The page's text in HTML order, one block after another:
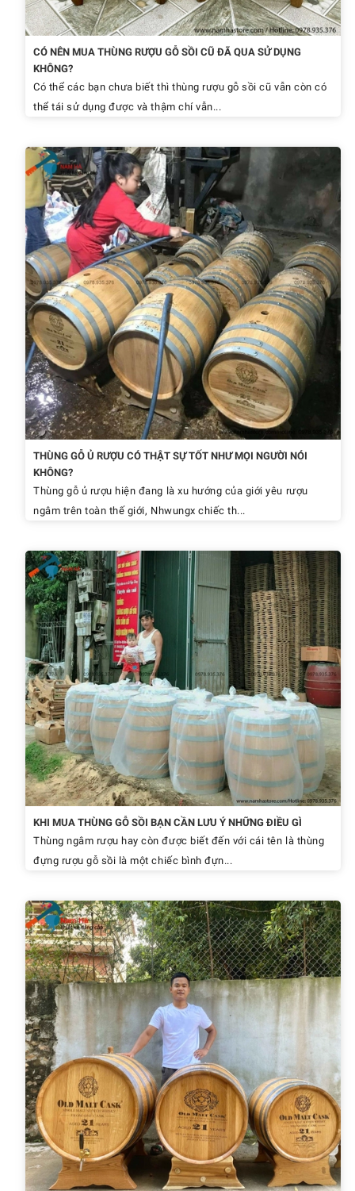
CÓ NÊN MUA THÙNG RƯỢU GỖ SỒI CŨ ĐÃ QUA SỬ DỤNG
KHÔNG?
Có thể các bạn chưa biết thì thùng rượu gỗ sồi cũ vẫn còn có
thể tái sử dụng được và thậm chí vẫn...
THÙNG GỖ Ủ RƯỢU CÓ THẬT SỰ TỐT NHƯ MỌI NGƯỜI NÓI
KHÔNG?
Thùng gỗ ủ rượu hiện đang là xu hướng của giới yêu rượu
ngâm trên toàn thế giới, Nhwungx chiếc th...
KHI MUA THÙNG GỖ SỒI BẠN CẦN LƯU Ý NHỮNG ĐIỀU GÌ
Thùng ngâm rượu hay còn được biết đến với cái tên là thùng
đựng rượu gỗ sồi là một chiếc bình đựn...